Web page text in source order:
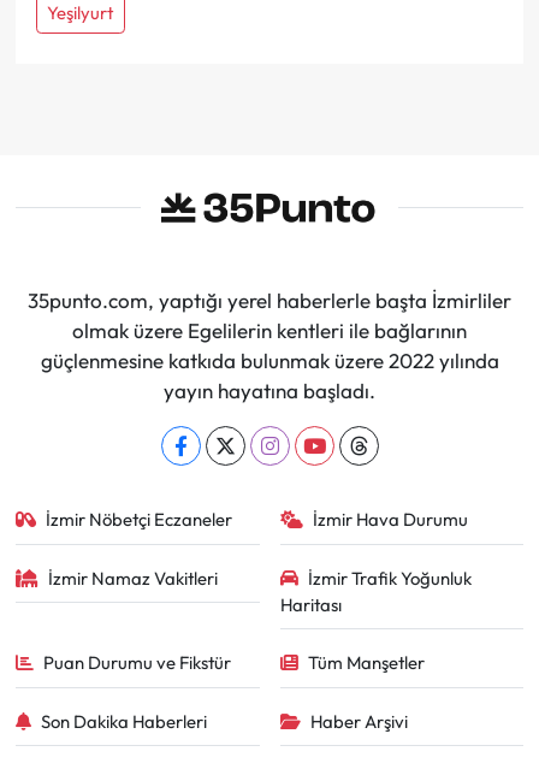
Yeşilyurt
35punto.com, yaptığı yerel haberlerle başta İzmirliler
olmak üzere Egelilerin kentleri ile bağlarının
güçlenmesine katkıda bulunmak üzere 2022 yılında
yayın hayatına başladı.
İzmir Nöbetçi Eczaneler İzmir Hava Durumu
İzmir Namaz Vakitleri
İzmir Trafik Yoğunluk
Haritası
Puan Durumu ve Fikstür Tüm Manşetler
Son Dakika Haberleri Haber Arşivi